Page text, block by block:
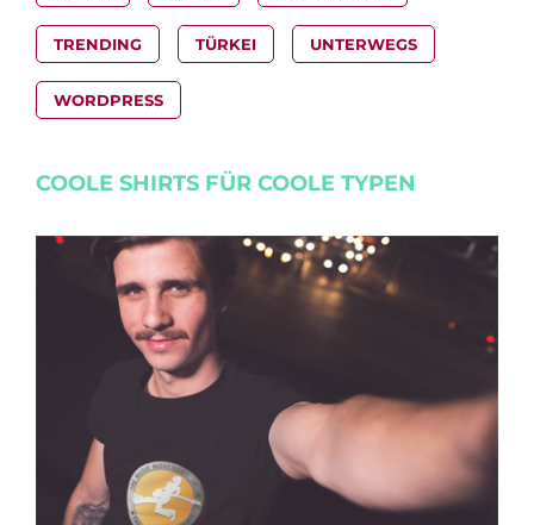
TRENDING TÜRKEI UNTERWEGS
WORDPRESS
COOLE SHIRTS FÜR COOLE TYPEN